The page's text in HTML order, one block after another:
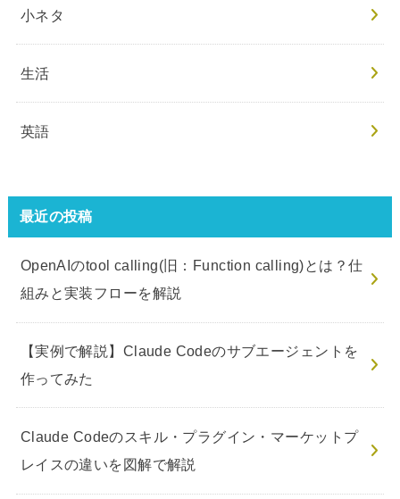
小ネタ
生活
英語
最近の投稿
OpenAIのtool calling(旧：Function calling)とは？仕
組みと実装フローを解説
【実例で解説】Claude Codeのサブエージェントを
作ってみた
Claude Codeのスキル・プラグイン・マーケットプ
レイスの違いを図解で解説